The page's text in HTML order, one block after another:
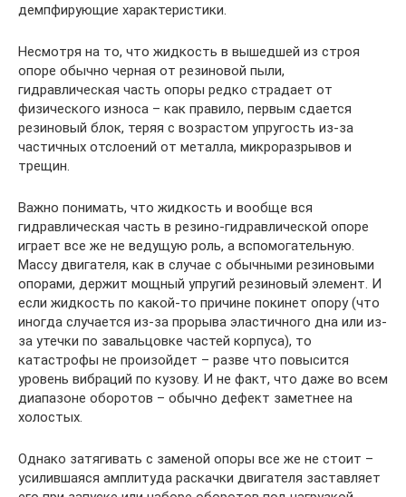
демпфирующие характеристики.
Несмотря на то, что жидкость в вышедшей из строя
опоре обычно черная от резиновой пыли,
гидравлическая часть опоры редко страдает от
физического износа – как правило, первым сдается
резиновый блок, теряя с возрастом упругость из-за
частичных отслоений от металла, микроразрывов и
трещин.
Важно понимать, что жидкость и вообще вся
гидравлическая часть в резино-гидравлической опоре
играет все же не ведущую роль, а вспомогательную.
Массу двигателя, как в случае с обычными резиновыми
опорами, держит мощный упругий резиновый элемент. И
если жидкость по какой-то причине покинет опору (что
иногда случается из-за прорыва эластичного дна или из-
за утечки по завальцовке частей корпуса), то
катастрофы не произойдет – разве что повысится
уровень вибраций по кузову. И не факт, что даже во всем
диапазоне оборотов – обычно дефект заметнее на
холостых.
Однако затягивать с заменой опоры все же не стоит –
усилившаяся амплитуда раскачки двигателя заставляет